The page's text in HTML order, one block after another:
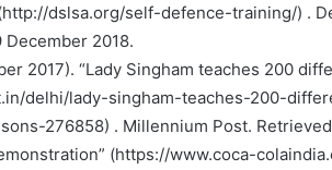
dslsa.org/self-defence-training/) .
2018.
2017). “Lady Singham teaches 200
delhi/lady-singham-teaches-200-
276858) . Millennium Post.
(https://www.coca-